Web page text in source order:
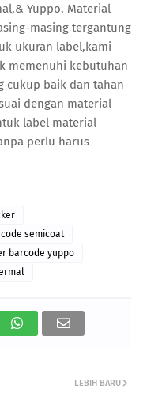
Yuppo. Material
masing tergantung
ukuran label,kami
memenuhi kebutuhan
cukup baik dan tahan
dengan material
label material
perlu harus
semicoat
barcode yuppo
LEBIH BARU